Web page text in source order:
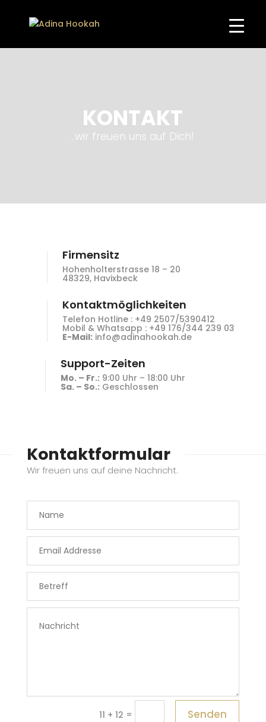
KONTAKT
..wir freuen uns auf Dich!
Firmensitz
Hohenholterstrasse 18 – 20
48329, Havixbeck
Kontaktmöglichkeiten
Telefon Hotline : +49 2507/5390412
Mobil & Whatsapp : +49 176/344 239 03
E-Mail:info@adinahookah.de
Support-Zeiten
Mo. – Fr.:9:00 Uhr – 18:00 Uhr
Sa. – So.:Geschlossen
Kontaktformular
Wir freuen uns auf deine Nachricht.
11 + 12 = Senden